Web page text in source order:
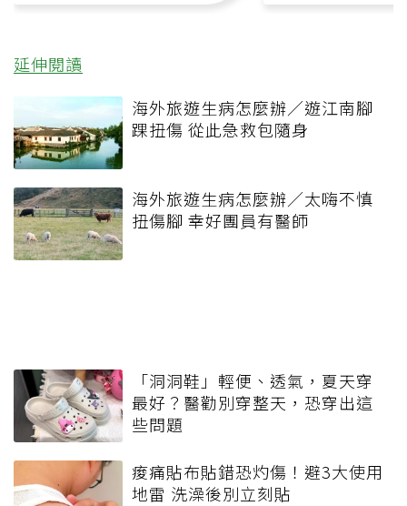
延伸閱讀
海外旅遊生病怎麼辦／遊江南腳
踝扭傷 從此急救包隨身
海外旅遊生病怎麼辦／太嗨不慎
扭傷腳 幸好團員有醫師
「洞洞鞋」輕便、透氣，夏天穿
最好？醫勸別穿整天，恐穿出這
些問題
痠痛貼布貼錯恐灼傷！避3大使用
地雷 洗澡後別立刻貼